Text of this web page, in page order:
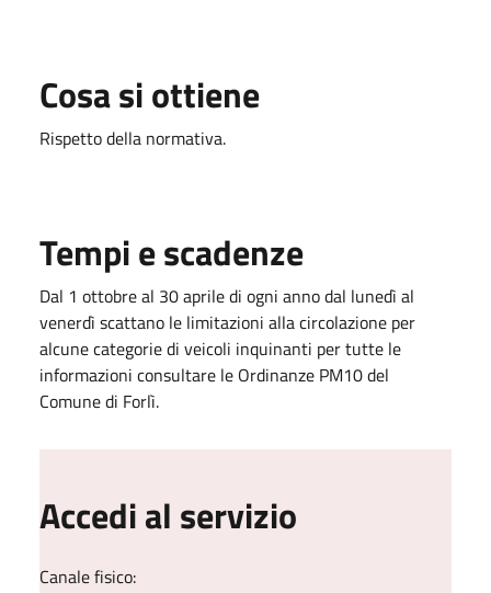
Cosa si ottiene
Rispetto della normativa.
Tempi e scadenze
Dal 1 ottobre al 30 aprile di ogni anno dal lunedì al
venerdì scattano le limitazioni alla circolazione per
alcune categorie di veicoli inquinanti per tutte le
informazioni consultare le Ordinanze PM10 del
Comune di Forlì.
Accedi al servizio
Canale fisico: